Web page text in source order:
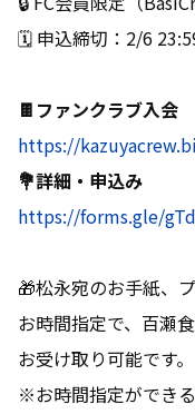
🗓️ 申込締切：2/6
🍫ファンクラブ入会
https://
💐詳細・申込み
https://forms.gle/
🎁松永宛のお手紙、
お時間指定で、百瀬
お受け取り可能です。
※お時間指定ができ